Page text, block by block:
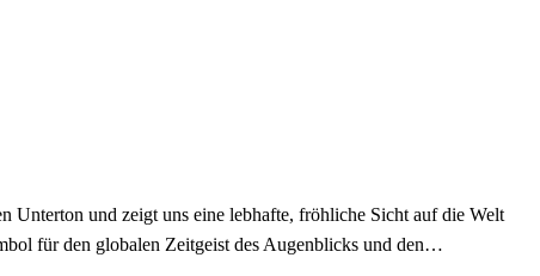
und zeigt uns eine lebhafte, fröhliche Sicht auf die Welt
für den globalen Zeitgeist des Augenblicks und den…